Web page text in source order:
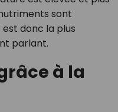
sont
donc la plus
parlant.
à la